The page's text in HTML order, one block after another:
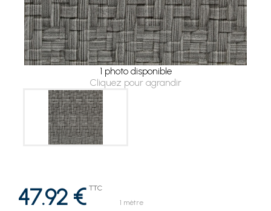
1 photo disponible
Cliquez pour agrandir
47.92 € TTC
1 mètre